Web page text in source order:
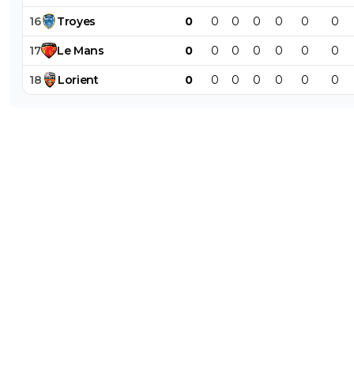
16 Troyes 0 0 0 0 0 0 0
17 Le Mans 0 0 0 0 0 0 0
18 Lorient 0 0 0 0 0 0 0